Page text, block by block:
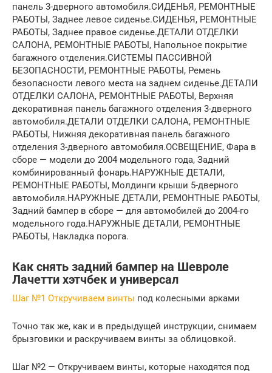
панель 3-дверного автомобиля.СИДЕНЬЯ, РЕМОНТНЫЕ
РАБОТЫ, Заднее левое сиденье.СИДЕНЬЯ, РЕМОНТНЫЕ
РАБОТЫ, Заднее правое сиденье.ДЕТАЛИ ОТДЕЛКИ
САЛОНА, РЕМОНТНЫЕ РАБОТЫ, Напольное покрытие
багажного отделения.СИСТЕМЫ ПАССИВНОЙ
БЕЗОПАСНОСТИ, РЕМОНТНЫЕ РАБОТЫ, Ремень
безопасности левого места на заднем сиденье.ДЕТАЛИ
ОТДЕЛКИ САЛОНА, РЕМОНТНЫЕ РАБОТЫ, Верхняя
декоративная панель багажного отделения 3-дверного
автомобиля.ДЕТАЛИ ОТДЕЛКИ САЛОНА, РЕМОНТНЫЕ
РАБОТЫ, Нижняя декоративная панель багажного
отделения 3-дверного автомобиля.ОСВЕЩЕНИЕ, Фара в
сборе — модели до 2004 модельного года, Задний
комбинированный фонарь.НАРУЖНЫЕ ДЕТАЛИ,
РЕМОНТНЫЕ РАБОТЫ, Молдинги крыши 5-дверного
автомобиля.НАРУЖНЫЕ ДЕТАЛИ, РЕМОНТНЫЕ РАБОТЫ,
Задний бампер в сборе — для автомобилей до 2004-го
модельного года.НАРУЖНЫЕ ДЕТАЛИ, РЕМОНТНЫЕ
РАБОТЫ, Накладка порога.
Как снять задний бампер на Шевроле
Лачетти хэтчбек и универсал
Шаг №1 Откручиваем винты под колесными арками
Точно так же, как и в предыдущей инструкции, снимаем
брызговики и раскручиваем винты за облицовкой.
Шаг №2 — Откручиваем винты, которые находятся под